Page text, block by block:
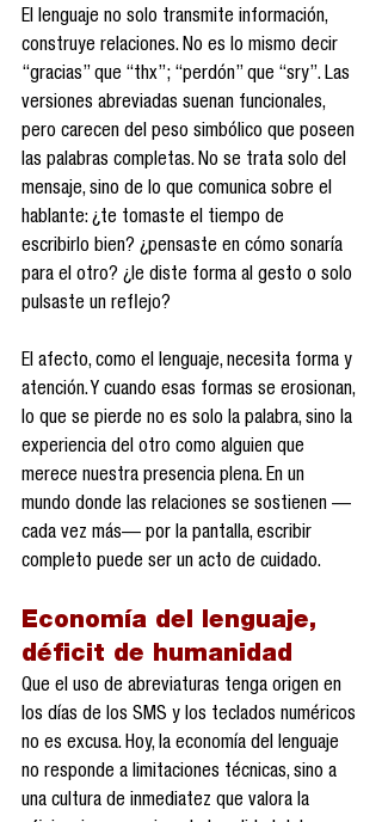
El lenguaje no solo transmite información,
construye relaciones. No es lo mismo decir
“gracias” que “thx”; “perdón” que “sry”. Las
versiones abreviadas suenan funcionales,
pero carecen del peso simbólico que poseen
las palabras completas. No se trata solo del
mensaje, sino de lo que comunica sobre el
hablante: ¿te tomaste el tiempo de
escribirlo bien? ¿pensaste en cómo sonaría
para el otro? ¿le diste forma al gesto o solo
pulsaste un reflejo?
El afecto, como el lenguaje, necesita forma y
atención. Y cuando esas formas se erosionan,
lo que se pierde no es solo la palabra, sino la
experiencia del otro como alguien que
merece nuestra presencia plena. En un
mundo donde las relaciones se sostienen —
cada vez más— por la pantalla, escribir
completo puede ser un acto de cuidado.
Economía del lenguaje,
déficit de humanidad
Que el uso de abreviaturas tenga origen en
los días de los SMS y los teclados numéricos
no es excusa. Hoy, la economía del lenguaje
no responde a limitaciones técnicas, sino a
una cultura de inmediatez que valora la